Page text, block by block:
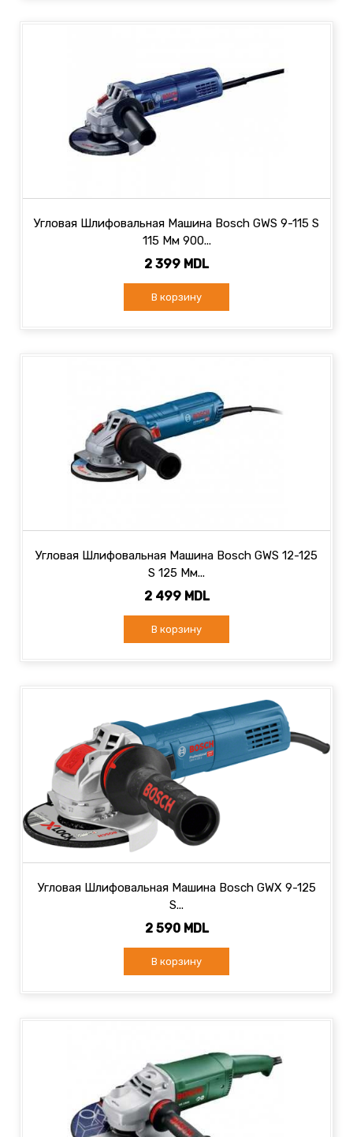
Угловая Шлифовальная Машина Bosch GWS 9-115 S
115 Мм 900...
2 399 MDL
В корзину
Угловая Шлифовальная Машина Bosch GWS 12-125
S 125 Мм...
2 499 MDL
В корзину
Угловая Шлифовальная Машина Bosch GWX 9-125
S...
2 590 MDL
В корзину